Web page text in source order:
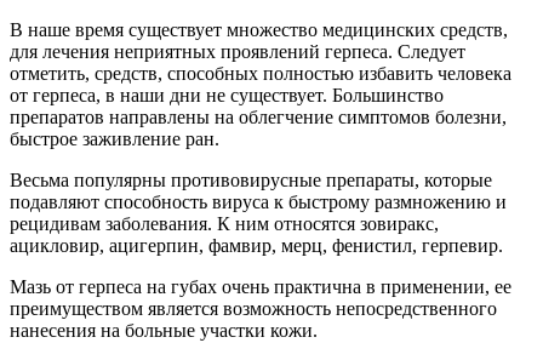
В наше время существует множество медицинских средств,
для лечения неприятных проявлений герпеса. Следует
отметить, средств, способных полностью избавить человека
от герпеса, в наши дни не существует. Большинство
препаратов направлены на облегчение симптомов болезни,
быстрое заживление ран.
Весьма популярны противовирусные препараты, которые
подавляют способность вируса к быстрому размножению и
рецидивам заболевания. К ним относятся зовиракс,
ацикловир, ацигерпин, фамвир, мерц, фенистил, герпевир.
Мазь от герпеса на губах очень практична в применении, ее
преимуществом является возможность непосредственного
нанесения на больные участки кожи.